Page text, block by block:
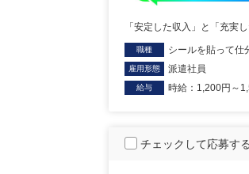
「安定した収入」と「充実
職種 シールを貼って仕
雇用形態 派遣社員
給与 時給：1,200円～
チェックして応募する